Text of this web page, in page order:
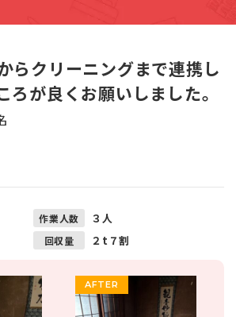
らクリーニングまで連携し
ろが良くお願いしました。
作業人数 ３人
回収量 ２t７割